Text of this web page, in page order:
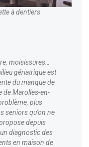
à dentiers
moisissures…
gériatrique est
du manque de
de Marolles-en-
plus
seniors qu’on ne
depuis
diagnostic des
en maison de